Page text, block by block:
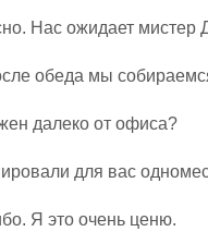
Нас ожидает мистер
обеда мы
далеко от офиса?
для вас
Я это очень ценю.